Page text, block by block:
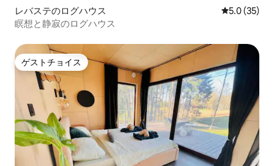
レバステのログハウス レビュー35
5.0 (35)
瞑想と静寂のログハウス
ゲストチョイス
ゲストチョイス